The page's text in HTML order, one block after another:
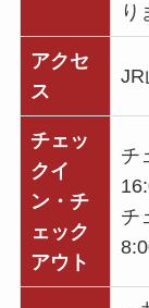
り
アクセ
ス
JR
チェッ
クイ
ン・チ
ェック
アウト
チ
チ